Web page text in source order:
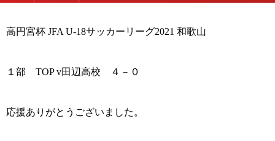
高円宮杯 JFA U-18サッカーリーグ2021 和歌山
１部 TOP v田辺高校 ４－０
応援ありがとうございました。